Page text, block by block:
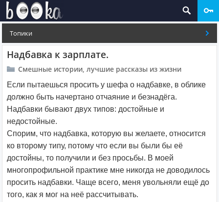
Топики
Надбавка к зарплате.
Смешные истории, лучшие рассказы из жизни
Если пытаешься просить у шефа о надбавке, в облике
должно быть начертано отчаяние и безнадёга.
Надбавки бывают двух типов: достойные и
недостойные.
Спорим, что надбавка, которую вы желаете, относится
ко второму типу, потому что если вы были бы её
достойны, то получили и без просьбы. В моей
многопрофильной практике мне никогда не доводилось
просить надбавки. Чаще всего, меня увольняли ещё до
того, как я мог на неё рассчитывать.